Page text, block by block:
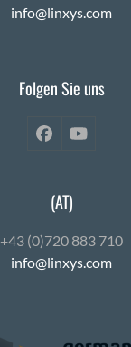
info@linxys.com
Folgen Sie uns
FacebookYouTube
(AT)
+43 (0)720 883 710
info@linxys.com